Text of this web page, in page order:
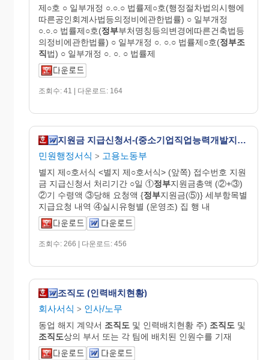
제○호 ○ 일부개정 ○.○.○ 법률제○호(행정절차법의시행에
따른공인회계사법등의정비에관한법률) ○ 일부개정
○.○.○ 법률제○호(정부부처명칭등의변경에따른건축법등
의정비에관한법률) ○ 일부개정 ○. ○.○ 법률제○호(정부조
직법) ○ 일부개정 ○. ○. ○ 법률제
조회수: 41 | 다운로드: 164
지원금 지급신청서-(중소기업직업능력개발지원사업)
민원행정서식 > 고용노동부
별지 제○호서식 <별지 제○호서식> (앞쪽) 접수번호 지원
금 지급신청서 처리기간 ○일 ①정부지원금총액 (②+③)
②기 수령액 ③당해 요청액 {정부지원금(⑤)} 세부항목별
지급요청 내역 ④실시유형별 (운영조) 집 행 내
조회수: 266 | 다운로드: 456
조직도 (인력배치현황)
회사서식 > 인사/노무
동업 해지 계약서 조직도 및 인력배치현황 주) 조직도 및
조직도상의 부서 또는 각 팀에 배치된 인원수를 기재